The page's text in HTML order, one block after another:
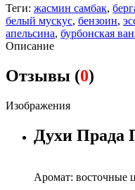
Теги: жасмин самбак,
белый мускус, бензоин,
апельсина, бурбонская
Описание
Отзывы (0)
Изображения
Духи Прада
Аромат: восточные